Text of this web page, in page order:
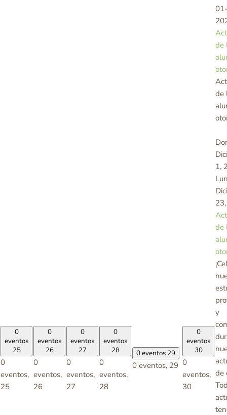
0
eventos
25
0
eventos,
25
0
eventos
26
0
eventos,
26
0
eventos
27
0
eventos,
27
0
eventos
28
0
eventos,
28
0 eventos 29
0 eventos, 29
0
eventos
30
0
eventos,
30
de
de
1,
de
y
de